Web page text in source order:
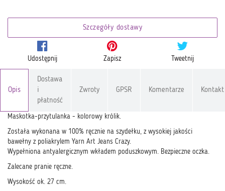
Szczegóły dostawy
Udostępnij Zapisz Tweetnij
Opis
Dostawa
i
płatność
Zwroty GPSR Komentarze Kontakt
Maskotka-przytulanka - kolorowy królik.
Została wykonana w 100% ręcznie na szydełku, z wysokiej jakości
bawełny z poliakrylem Yarn Art Jeans Crazy.
Wypełniona antyalergicznym wkładem poduszkowym. Bezpieczne oczka.
Zalecane pranie ręczne.
Wysokość ok. 27 cm.